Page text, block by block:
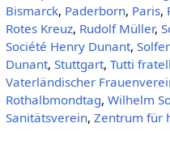
Bismarck, Paderborn, Paris,
Rotes Kreuz, Rudolf Müller,
Société Henry Dunant,
Dunant, Stuttgart, Tutti
Vaterländischer
Rothalbmondtag, Wilhelm
Sanitätsverein, Zentrum für